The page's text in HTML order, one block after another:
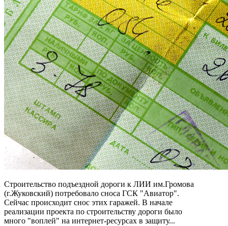
Строительство подъездной дороги к ЛИИ им.Громова
(г.Жуковский) потребовало сноса ГСК "Авиатор".
Сейчас происходит снос этих гаражей. В начале
реализации проекта по строительству дороги было
много "воплей" на интернет-ресурсах в защиту...